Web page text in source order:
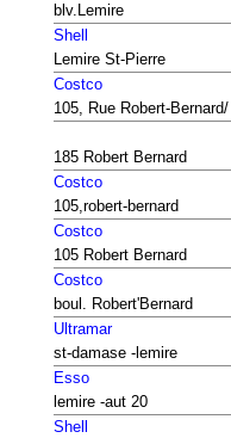
blv.Lemire
Shell
Lemire St-Pierre
Costco
105, Rue Robert-
185 Robert Bernard
Costco
105,robert-bernard
Costco
105 Robert Bernard
Costco
boul. Robert'Bernard
Ultramar
st-damase -lemire
Esso
lemire -aut 20
Shell